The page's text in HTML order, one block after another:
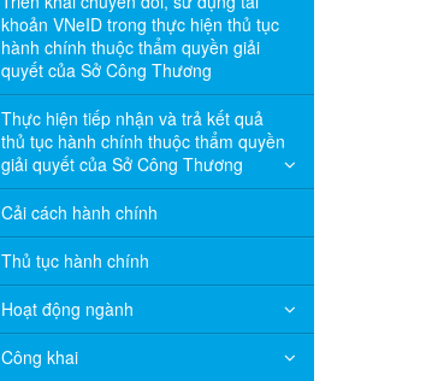
khoản VNeID trong thực hiện thủ tục
hành chính thuộc thẩm quyền giải
quyết của Sở Công Thương
Thực hiện tiếp nhận và trả kết quả
thủ tục hành chính thuộc thẩm quyền
giải quyết của Sở Công Thương
Cải cách hành chính
Thủ tục hành chính
Hoạt động ngành
Công khai